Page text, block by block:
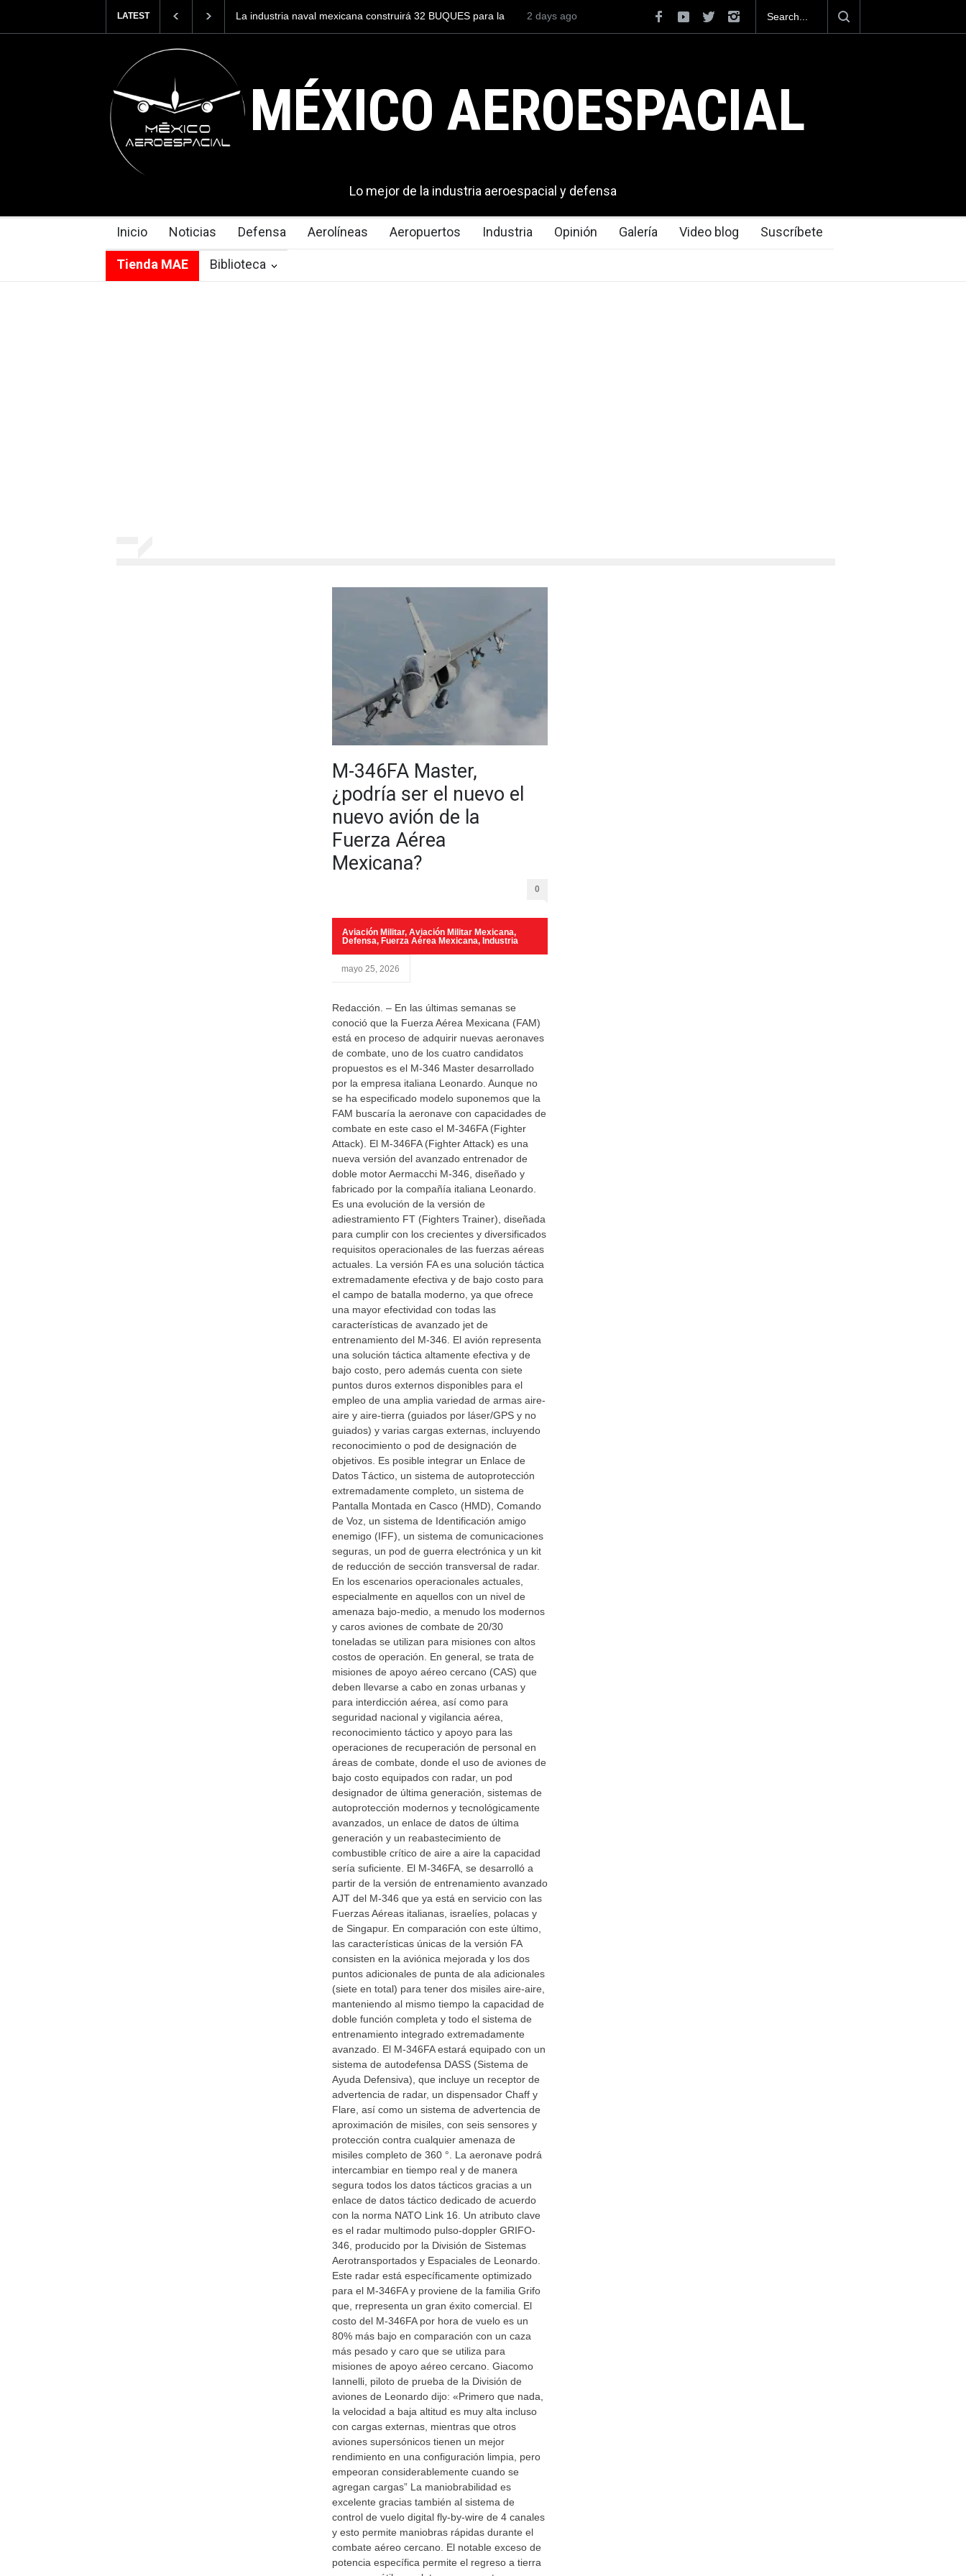
LATESTLa industria naval mexicana construirá 32 BUQUES para la
Entrenar a un piloto para volar los nuevos C-130J mexicanos
México se posiciona como el cuarto
del mundo, al superar los 13,600 millones de
exportaciones en el 2025.
2 days ago
MÉXICO AEROESPACIAL
Lo mejor de la industria aeroespacial y defensa
Inicio Noticias Defensa Aerolíneas Aeropuertos Industria Opinión Galería Video blog Suscríbete
Tienda MAE Biblioteca
M-346FA Master,
¿podría ser el nuevo el
nuevo avión de la
Fuerza Aérea
Mexicana?
0
Aviación Militar, Aviación Militar Mexicana,
Defensa, Fuerza Aérea Mexicana, Industria
mayo 25, 2026
Redacción. – En las últimas semanas se
conoció que la Fuerza Aérea Mexicana (FAM)
está en proceso de adquirir nuevas aeronaves
de combate, uno de los cuatro candidatos
propuestos es el M-346 Master desarrollado
por la empresa italiana Leonardo. Aunque no
se ha especificado modelo suponemos que la
FAM buscaría la aeronave con capacidades de
combate en este caso el M-346FA (Fighter
Attack). El M-346FA (Fighter Attack) es una
nueva versión del avanzado entrenador de
doble motor Aermacchi M-346, diseñado y
fabricado por la compañía italiana Leonardo.
Es una evolución de la versión de
adiestramiento FT (Fighters Trainer), diseñada
para cumplir con los crecientes y diversificados
requisitos operacionales de las fuerzas aéreas
actuales. La versión FA es una solución táctica
extremadamente efectiva y de bajo costo para
el campo de batalla moderno, ya que ofrece
una mayor efectividad con todas las
características de avanzado jet de
entrenamiento del M-346. El avión representa
una solución táctica altamente efectiva y de
bajo costo, pero además cuenta con siete
puntos duros externos disponibles para el
empleo de una amplia variedad de armas aire-
aire y aire-tierra (guiados por láser/GPS y no
guiados) y varias cargas externas, incluyendo
reconocimiento o pod de designación de
objetivos. Es posible integrar un Enlace de
Datos Táctico, un sistema de autoprotección
extremadamente completo, un sistema de
Pantalla Montada en Casco (HMD), Comando
de Voz, un sistema de Identificación amigo
enemigo (IFF), un sistema de comunicaciones
seguras, un pod de guerra electrónica y un kit
de reducción de sección transversal de radar.
En los escenarios operacionales actuales,
especialmente en aquellos con un nivel de
amenaza bajo-medio, a menudo los modernos
y caros aviones de combate de 20/30
toneladas se utilizan para misiones con altos
costos de operación. En general, se trata de
misiones de apoyo aéreo cercano (CAS) que
deben llevarse a cabo en zonas urbanas y
para interdicción aérea, así como para
seguridad nacional y vigilancia aérea,
reconocimiento táctico y apoyo para las
operaciones de recuperación de personal en
áreas de combate, donde el uso de aviones de
bajo costo equipados con radar, un pod
designador de última generación, sistemas de
autoprotección modernos y tecnológicamente
avanzados, un enlace de datos de última
generación y un reabastecimiento de
combustible crítico de aire a aire la capacidad
sería suficiente. El M-346FA, se desarrolló a
partir de la versión de entrenamiento avanzado
AJT del M-346 que ya está en servicio con las
Fuerzas Aéreas italianas, israelíes, polacas y
de Singapur. En comparación con este último,
las características únicas de la versión FA
consisten en la aviónica mejorada y los dos
puntos adicionales de punta de ala adicionales
(siete en total) para tener dos misiles aire-aire,
manteniendo al mismo tiempo la capacidad de
doble función completa y todo el sistema de
entrenamiento integrado extremadamente
avanzado. El M-346FA estará equipado con un
sistema de autodefensa DASS (Sistema de
Ayuda Defensiva), que incluye un receptor de
advertencia de radar, un dispensador Chaff y
Flare, así como un sistema de advertencia de
aproximación de misiles, con seis sensores y
protección contra cualquier amenaza de
misiles completo de 360 °. La aeronave podrá
intercambiar en tiempo real y de manera
segura todos los datos tácticos gracias a un
enlace de datos táctico dedicado de acuerdo
con la norma NATO Link 16. Un atributo clave
es el radar multimodo pulso-doppler GRIFO-
346, producido por la División de Sistemas
Aerotransportados y Espaciales de Leonardo.
Este radar está específicamente optimizado
para el M-346FA y proviene de la familia Grifo
que, rrepresenta un gran éxito comercial. El
costo del M-346FA por hora de vuelo es un
80% más bajo en comparación con un caza
más pesado y caro que se utiliza para
misiones de apoyo aéreo cercano. Giacomo
Iannelli, piloto de prueba de la División de
aviones de Leonardo dijo: «Primero que nada,
la velocidad a baja altitud es muy alta incluso
con cargas externas, mientras que otros
aviones supersónicos tienen un mejor
rendimiento en una configuración limpia, pero
empeoran considerablemente cuando se
agregan cargas” La maniobrabilidad es
excelente gracias también al sistema de
control de vuelo digital fly-by-wire de 4 canales
y esto permite maniobras rápidas durante el
combate aéreo cercano. El notable exceso de
potencia específica permite el regreso a tierra